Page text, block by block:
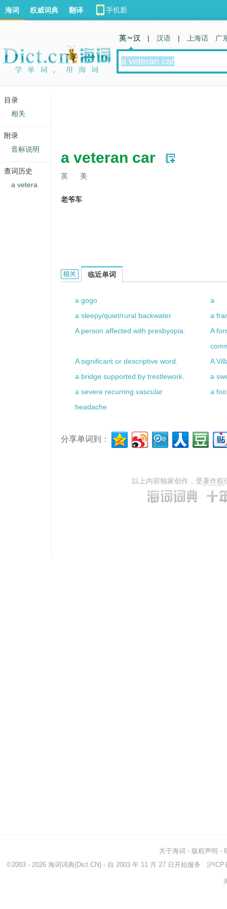
a veteran car
英 美
老爷车
A veteran car的相关资料：
临近单词
a gogo
a
a sleepy/quiet/rural backwater
a
A person affected with presbyopia.
A
A significant or descriptive word.
A
a bridge supported by trestlework.
a
a severe recurring vascular
headache
a
分享单词到：
以上内容独家创作，受著作权
海词 权威词典 翻译
英 汉 | 汉语 | 上海话 广
关于海词 - 版权声明 -
©2003 - 2026 海词词典(Dict.CN) - 自 2003 年 11 月 27 日开始服务 沪ICP
目录
相关
附录
音标说明
查词历史
a vetera